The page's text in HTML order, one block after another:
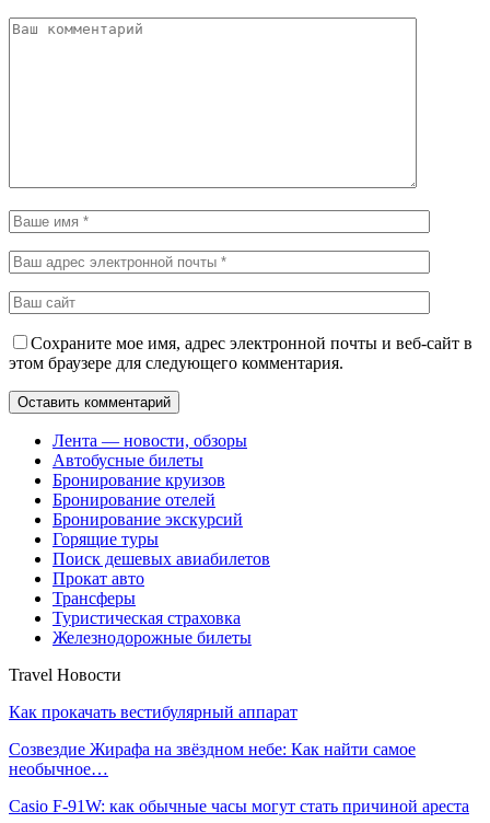
Сохраните мое имя, адрес электронной почты и веб-сайт в
этом браузере для следующего комментария.
Лента — новости, обзоры
Автобусные билеты
Бронирование круизов
Бронирование отелей
Бронирование экскурсий
Горящие туры
Поиск дешевых авиабилетов
Прокат авто
Трансферы
Туристическая страховка
Железнодорожные билеты
Travel Новости
Как прокачать вестибулярный аппарат
Созвездие Жирафа на звёздном небе: Как найти самое
необычное…
Casio F-91W: как обычные часы могут стать причиной ареста